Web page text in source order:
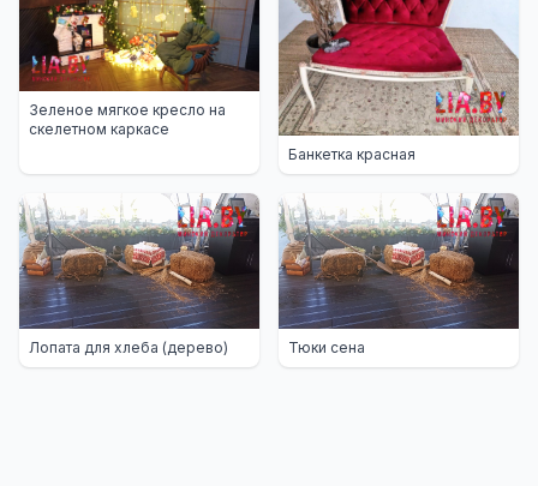
Зеленое мягкое кресло на
скелетном каркасе
Банкетка красная
Лопата для хлеба (дерево) Тюки сена